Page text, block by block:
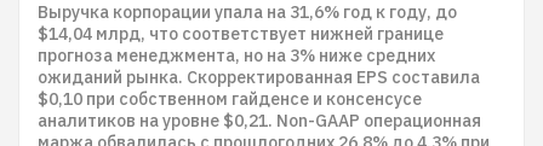
Выручка корпорации упала на 31,6% год к году, до
$14,04 млрд, что соответствует нижней границе
прогноза менеджмента, но на 3% ниже средних
ожиданий рынка. Скорректированная EPS составила
$0,10 при собственном гайденсе и консенсусе
аналитиков на уровне $0,21. Non-GAAP операционная